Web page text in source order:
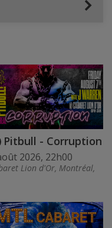
Pitbull - Corruption
2026, 22h00
Lion d'Or, Montréal,